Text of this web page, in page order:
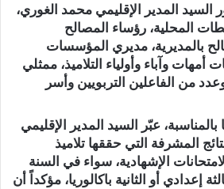
المدير الإقليمي محمد الغوري،
المحلية، رؤساء المصالح
بالمديرية، مديري المؤسسات
أمهات وآباء وأولياء التلاميذ، ممثلي
من الفاعلين التربويين وأسر
عبّر السيد المدير الإقليمي
المشرفة التي حققها تلاميذ
الإشهادية، سواء في السنة
إعدادي أو الثانية باكالوريا، مؤكداً أن